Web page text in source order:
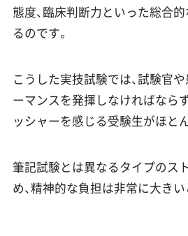
態度、臨床判断力といった総合
るのです。
こうした実技試験では、試験官
ーマンスを発揮しなければなら
ッシャーを感じる受験生がほと
筆記試験とは異なるタイプのス
め、精神的な負担は非常に大きい